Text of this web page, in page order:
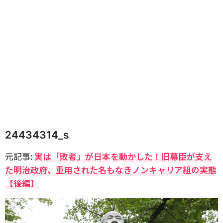
24434314_s
元記事:実は「敗者」が日本を動かした！旧幕臣が支え
た明治政府、重用された名もなきノンキャリア組の実態
【後編】